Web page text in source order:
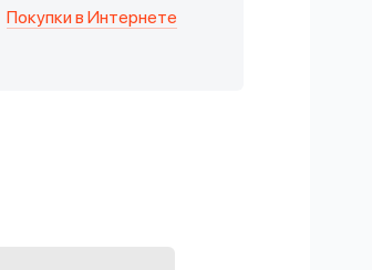
Покупки в Интернете